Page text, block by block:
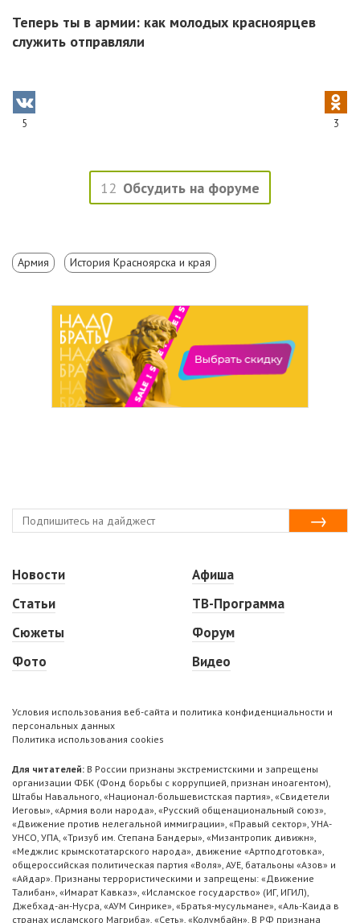
Теперь ты в армии: как молодых красноярцев
служить отправляли
5 3
12 Обсудить на форуме
Армия История Красноярска и края
Новости
Статьи
Сюжеты
Фото
Афиша
ТВ-Программа
Форум
Видео
Условия использования веб-сайта и политика конфиденциальности и
персональных данных
Политика использования cookies
Для читателей: В России признаны экстремистскими и запрещены
организации ФБК (Фонд борьбы с коррупцией, признан иноагентом),
Штабы Навального, «Национал-большевистская партия», «Свидетели
Иеговы», «Армия воли народа», «Русский общенациональный союз»,
«Движение против нелегальной иммиграции», «Правый сектор», УНА-
УНСО, УПА, «Тризуб им. Степана Бандеры», «Мизантропик дивижн»,
«Меджлис крымскотатарского народа», движение «Артподготовка»,
общероссийская политическая партия «Воля», АУЕ, батальоны «Азов» и
«Айдар». Признаны террористическими и запрещены: «Движение
Талибан», «Имарат Кавказ», «Исламское государство» (ИГ, ИГИЛ),
Джебхад-ан-Нусра, «АУМ Синрике», «Братья-мусульмане», «Аль-Каида в
странах исламского Магриба», «Сеть», «Колумбайн». В РФ признана